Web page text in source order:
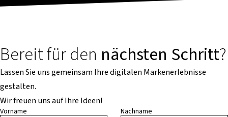
Bereit für den nächsten Schritt?
Lassen Sie uns gemeinsam Ihre digitalen Markenerlebnisse
gestalten.
Wir freuen uns auf Ihre Ideen!
Vorname Nachname